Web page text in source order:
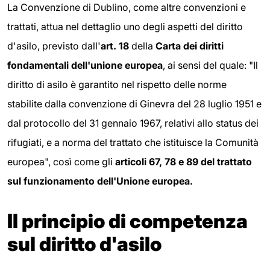
La Convenzione di Dublino, come altre convenzioni e
trattati, attua nel dettaglio uno degli aspetti del diritto
d'asilo, previsto dall'art. 18 della Carta dei diritti
fondamentali dell'unione europea, ai sensi del quale: "Il
diritto di asilo è garantito nel rispetto delle norme
stabilite dalla convenzione di Ginevra del 28 luglio 1951 e
dal protocollo del 31 gennaio 1967, relativi allo status dei
rifugiati, e a norma del trattato che istituisce la Comunità
europea", così come gli articoli 67, 78 e 89 del trattato
sul funzionamento dell'Unione europea.
Il principio di competenza
sul diritto d'asilo